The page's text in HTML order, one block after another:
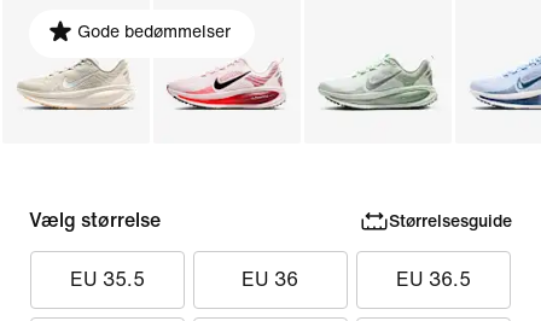
Gode bedømmelser
Vælg størrelse Størrelsesguide
EU 35.5 EU 36 EU 36.5